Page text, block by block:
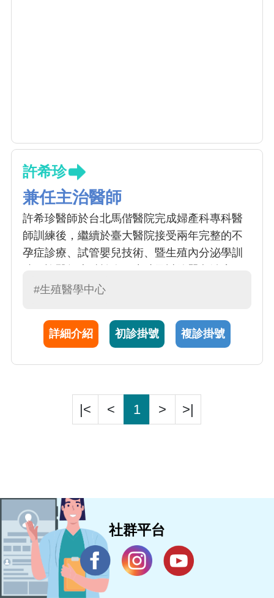
許希珍
兼任主治醫師
許希珍醫師於台北馬偕醫院完成婦產科專科醫
師訓練後，繼續於臺大醫院接受兩年完整的不
孕症診療、試管嬰兒技術、暨生殖內分泌學訓
月經異常、不規則排卵，以及更年期婦女健康
加美國生殖醫學年會演講，吸取新知。許醫師
看病細心，態度親和，是位年輕有為又值得信
#生殖醫學中心
詳細介紹 初診掛號 複診掛號
|< < 1 > >|
社群平台